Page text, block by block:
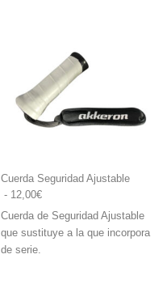
Cuerda Seguridad Ajustable
- 12,00€
Cuerda de Seguridad Ajustable
que sustituye a la que incorpora
de serie.